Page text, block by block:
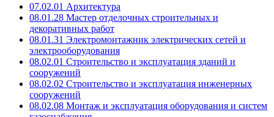
07.02.01 Архитектура
08.01.28 Мастер отделочных строительных и
декоративных работ
08.01.31 Электромонтажник электрических сетей и
электрооборудования
08.02.01 Строительство и эксплуатация зданий и
сооружений
08.02.02 Строительство и эксплуатация инженерных
сооружений
08.02.08 Монтаж и эксплуатация оборудования и систем